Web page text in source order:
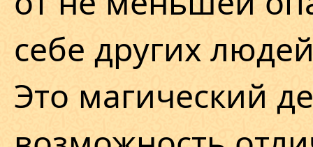
себе других
Это магический